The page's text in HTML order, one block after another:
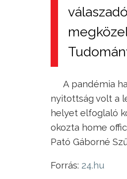
A pandémia
nyitottság volt a
helyet elfoglaló
okozta home
Pató Gáborné
Forrás: 24.hu